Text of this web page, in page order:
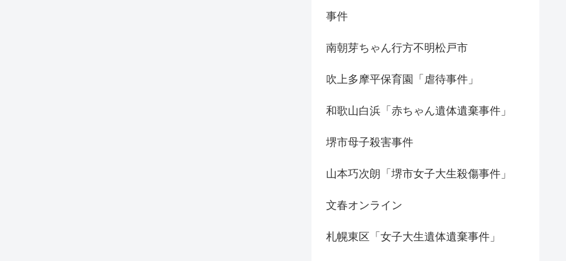
事件
南朝芽ちゃん行方不明松戸市
吹上多摩平保育園「虐待事件」
和歌山白浜「赤ちゃん遺体遺棄事件」
堺市母子殺害事件
山本巧次朗「堺市女子大生殺傷事件」
文春オンライン
札幌東区「女子大生遺体遺棄事件」